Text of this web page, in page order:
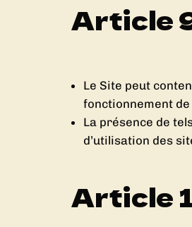
Article
Le Site peut
fonctionnement
La présence de
d’utilisation des
Article